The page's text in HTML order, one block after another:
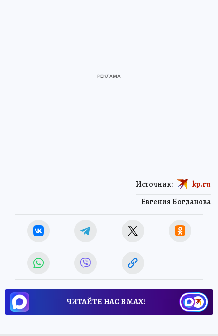
Евгения Богданова
Источник: kp.ru
ЧИТАЙТЕ НАС В МАХ!